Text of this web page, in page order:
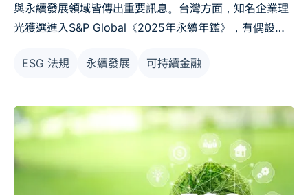
與永續發展領域皆傳出重要訊息。台灣方面，知名企業理
光獲選進入S&P Global《2025年永續年鑑》，有偶設計
行榜》顯示台積電、中鋼等企業領先；國際上，Workiva
出新學習平台以加強自然風險管理，而喜力則公布了其在
可再生電力與減碳方面的重大承諾。這些消息共同描繪出
2025年ESG轉型的多元面向與挑戰。
ESG 法規 永續發展 可持續金融